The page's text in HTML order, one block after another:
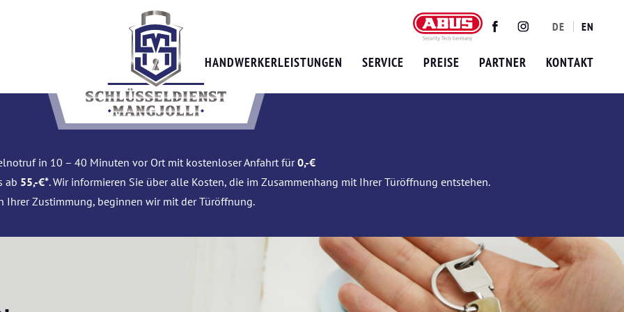
TwitterFacebookInstagram
DE EN
HANDWERKERLEISTUNGEN SERVICE PREISE PARTNER KONTAKT
in 10 – 40 Minuten vor Ort mit kostenloser Anfahrt für0,-€
ab 55,-€*. Wir informieren Sie über alle Kosten, die im Zusammenhang mit Ihrer Türöffnung entstehen.
Ihrer Zustimmung, beginnen wir mit der Türöffnung.